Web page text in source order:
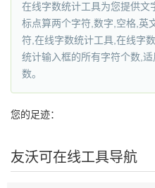
在线字数统计工具为您提供文
标点算两个字符,数字,空格,英
符,在线字数统计工具,在线字
统计输入框的所有字符个数,
数。
您的足迹：
友沃可在线工具导航